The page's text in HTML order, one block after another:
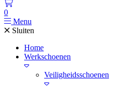
0
Menu
Sluiten
Home
Werkschoenen
Veiligheidsschoenen